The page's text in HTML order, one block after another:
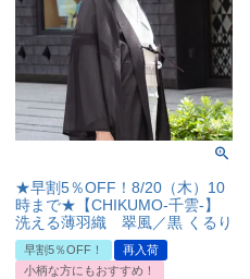
★早割5％OFF！8/20（木）10
時まで★【CHIKUMO-千雲-】
洗える薄羽織 翠風／黒 くるり
早割5％OFF！
再入荷
小柄な方にもおすすめ！